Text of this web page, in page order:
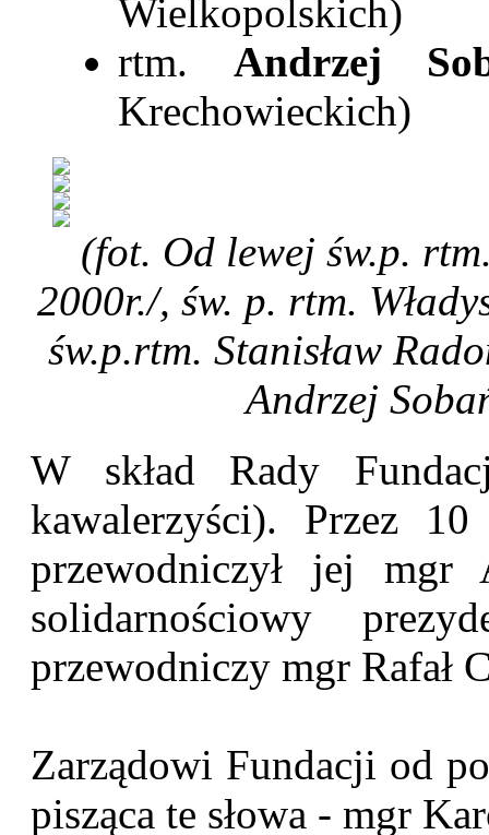
Wielkopolskich)
rtm. Andrzej
Krechowieckich)
(fot. Od lewej św.p.
2000r./, św. p. rtm.
św.p.rtm. Stanisław
Andrzej
W skład Rady
kawalerzyści). Przez
przewodniczył jej mgr
solidarnościowy
przewodniczy mgr Rafał
Zarządowi Fundacji od
pisząca te słowa - mgr